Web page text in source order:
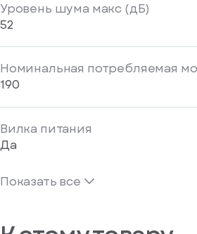
Уровень шума макс (дБ)
52
Номинальная потребляемая
190
Вилка питания
Да
Показать все